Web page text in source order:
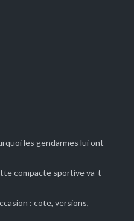
les gendarmes lui ont
compacte sportive va-t-
: cote, versions,